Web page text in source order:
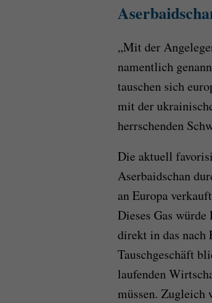
„Mit der
namentlich
tauschen sich
mit der
herrschenden
Die aktuell
Aserbaidschan
an Europa
Dieses Gas
direkt in das nach
Tauschgeschäft
laufenden
müssen.